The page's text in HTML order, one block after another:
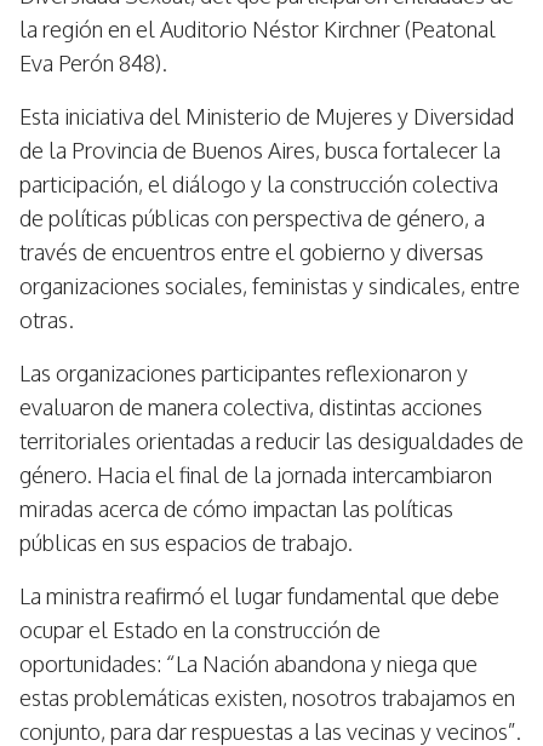
la región en el Auditorio Néstor Kirchner (Peatonal
Eva Perón 848).
Esta iniciativa del Ministerio de Mujeres y Diversidad
de la Provincia de Buenos Aires, busca fortalecer la
participación, el diálogo y la construcción colectiva
de políticas públicas con perspectiva de género, a
través de encuentros entre el gobierno y diversas
organizaciones sociales, feministas y sindicales, entre
otras.
Las organizaciones participantes reflexionaron y
evaluaron de manera colectiva, distintas acciones
territoriales orientadas a reducir las desigualdades de
género. Hacia el final de la jornada intercambiaron
miradas acerca de cómo impactan las políticas
públicas en sus espacios de trabajo.
La ministra reafirmó el lugar fundamental que debe
ocupar el Estado en la construcción de
oportunidades: “La Nación abandona y niega que
estas problemáticas existen, nosotros trabajamos en
conjunto, para dar respuestas a las vecinas y vecinos”.